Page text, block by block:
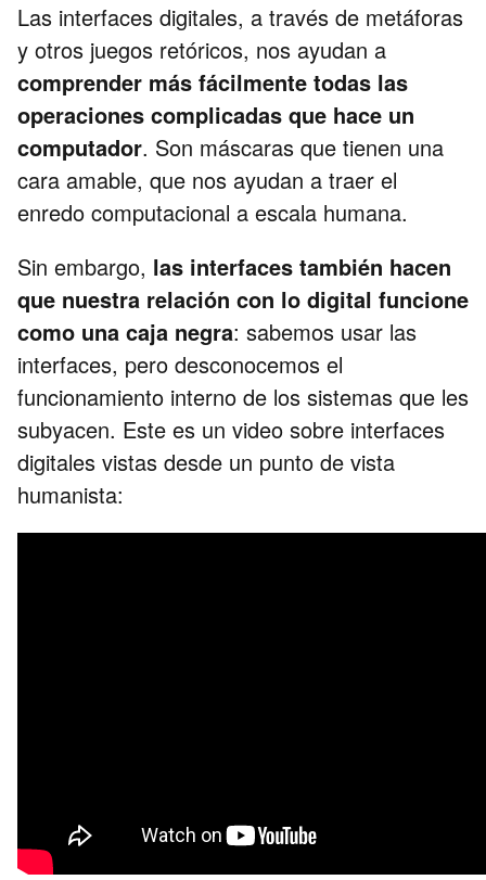
Las interfaces digitales, a través de metáforas
y otros juegos retóricos, nos ayudan a
comprender más fácilmente todas las
operaciones complicadas que hace un
computador. Son máscaras que tienen una
cara amable, que nos ayudan a traer el
enredo computacional a escala humana.
Sin embargo, las interfaces también hacen
que nuestra relación con lo digital funcione
como una caja negra: sabemos usar las
interfaces, pero desconocemos el
funcionamiento interno de los sistemas que les
subyacen. Este es un video sobre interfaces
digitales vistas desde un punto de vista
humanista: